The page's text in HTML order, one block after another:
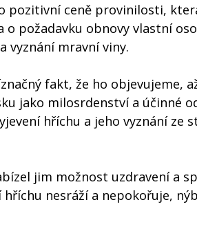
pozitivní ceně provinilosti,
o požadavku obnovy vlastní
vyznání mravní viny.
fakt, že ho objevujeme,
jako milosrdenství a účinné
hříchu a jeho vyznání ze
jim možnost uzdravení a
nesráží a nepokořuje,